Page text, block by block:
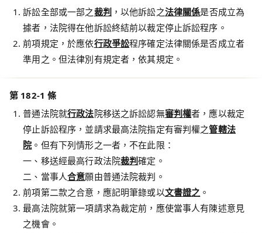
訴訟全部或一部之裁判 ，以他訴訟之法律關係是否成立為
據者，法院得在他訴訟終結前以裁定停止訴訟程序。
前項規定，於應依行政爭訟程序確定法律關係是否成立者
準用之。但法律別有規定者，依其規定。
第 182-1 條
普通法院就行政法院移送之訴訟認無審判權者，應以裁定
停止訴訟程序，並請求最高法院指定有審判權之管轄法
院 。但有下列情形之一者，不在此限：
一、移送經最高行政法院裁判確定。
二、當事人合意願由普通法院裁判。
前項第二款之合意，應記明筆錄或以文書證之 。
最高法院就第一項請求為裁定前，應使當事人有陳述意見
之機會。